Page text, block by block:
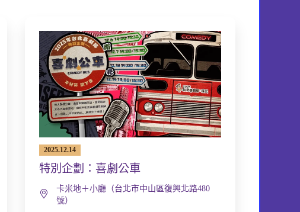
2025.12.14
特別企劃：喜劇公車
卡米地＋小廳（台北市中山區復興北路480
號）